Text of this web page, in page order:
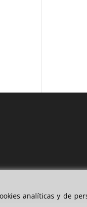
analíticas y de